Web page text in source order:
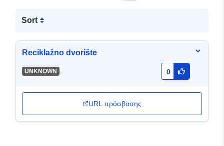
Sort
Reciklažno dvorište
UNKNOWN - 0
URL πρόσβασης